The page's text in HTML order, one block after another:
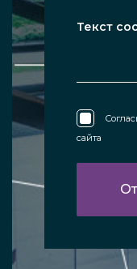
сайта